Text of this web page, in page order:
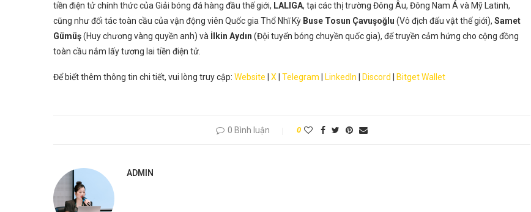
tiền điện tử chính thức của Giải bóng đá hàng đầu thế giới, LALIGA, tại các thị trường Đông Âu, Đông Nam Á và Mỹ Latinh,
cũng như đối tác toàn cầu của vận động viên Quốc gia Thổ Nhĩ Kỳ Buse Tosun Çavuşoğlu (Vô địch đấu vật thế giới), Samet
Gümüş(Huy chương vàng quyền anh) và İlkin Aydın (Đội tuyển bóng chuyền quốc gia), để truyền cảm hứng cho cộng đồng
toàn cầu nắm lấy tương lai tiền điện tử.
Để biết thêm thông tin chi tiết, vui lòng truy cập: Website X Telegram LinkedIn Discord Bitget Wallet
0 Bình luận 0
ADMIN